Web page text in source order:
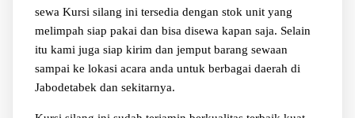
sewa Kursi silang ini tersedia dengan stok unit yang
melimpah siap pakai dan bisa disewa kapan saja. Selain
itu kami juga siap kirim dan jemput barang sewaan
sampai ke lokasi acara anda untuk berbagai daerah di
Jabodetabek dan sekitarnya.